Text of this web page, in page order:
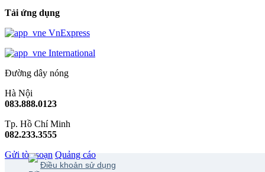
Tải ứng dụng
VnExpress
International
Đường dây nóng
Hà Nội
083.888.0123
Tp. Hồ Chí Minh
082.233.3555
Gửi tòa soạn Quảng cáo
Điều khoản sử dụng